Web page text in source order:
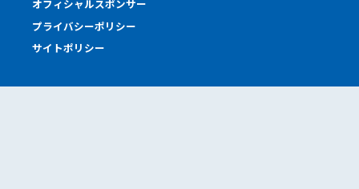
オフィシャルスポンサー
プライバシーポリシー
サイトポリシー